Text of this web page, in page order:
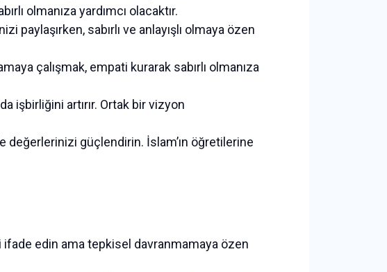
olmanıza yardımcı olacaktır.
paylaşırken, sabırlı ve anlayışlı olmaya özen
çalışmak, empati kurarak sabırlı olmanıza
işbirliğini artırır. Ortak bir vizyon
değerlerinizi güçlendirin. İslam’ın öğretilerine
edin ama tepkisel davranmamaya özen